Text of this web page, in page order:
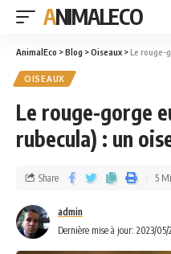
ANIMALECO
AnimalEco >Blog >Oiseaux >Le rouge-
OISEAUX
Le rouge-gorge
rubecula) : un
admin
Dernière mise à jour: 2023/05/
Share 5